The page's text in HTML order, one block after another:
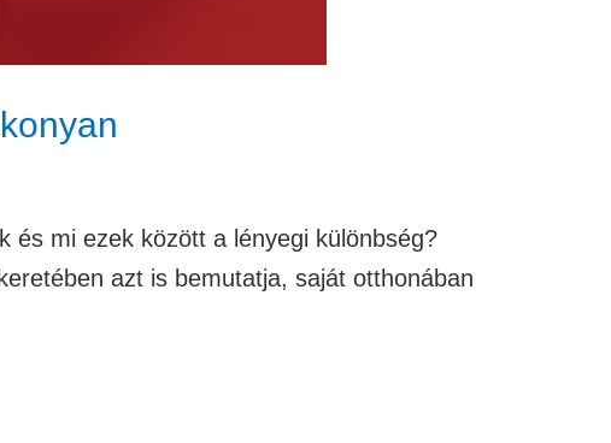
és mi ezek között a lényegi különbség?
azt is bemutatja, saját otthonában